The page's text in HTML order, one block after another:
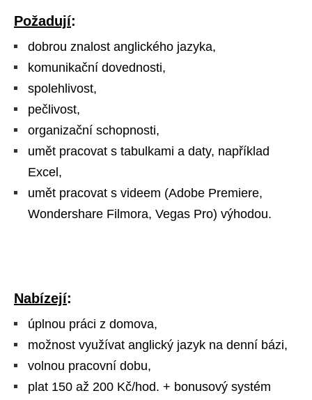
Požadují:
dobrou znalost anglického jazyka,
komunikační dovednosti,
spolehlivost,
pečlivost,
organizační schopnosti,
umět pracovat s tabulkami a daty, například
Excel,
umět pracovat s videem (Adobe Premiere,
Wondershare Filmora, Vegas Pro) výhodou.
Nabízejí:
úplnou práci z domova,
možnost využívat anglický jazyk na denní bázi,
volnou pracovní dobu,
plat 150 až 200 Kč/hod. + bonusový systém